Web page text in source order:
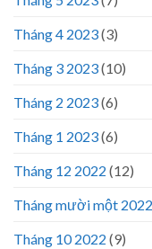
Tháng 4 2023(3)
Tháng 3 2023(10)
Tháng 2 2023(6)
Tháng 1 2023(6)
Tháng 12 2022 (12)
Tháng mười một 2022
Tháng 10 2022 (9)